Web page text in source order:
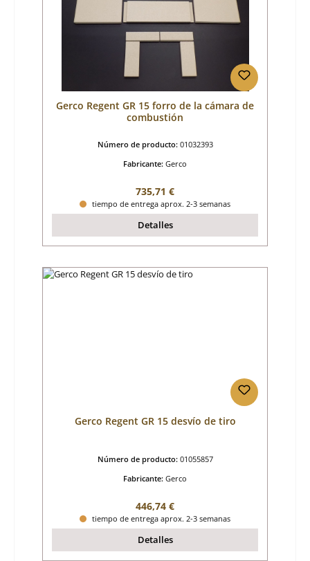
Gerco Regent GR 15 forro de la cámara de
combustión
Número de producto: 01032393
Fabricante: Gerco
Precio normal:
735,71 €
tiempo de entrega aprox. 2-3 semanas
Detalles
Gerco Regent GR 15 desvío de tiro
Número de producto: 01055857
Fabricante: Gerco
Precio normal:
446,74 €
tiempo de entrega aprox. 2-3 semanas
Detalles